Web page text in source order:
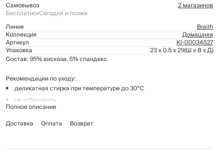
Самовывоз 2 магазинов
Бесплатно•Сегодня и позже
Линия
Braith
Коллекция Домашняя
Артикул Kl-00034527
Упаковка 23 x 0.5 x 29(Ш x В x Д)
Состав: 95% вискоза, 5% спандекс.
Рекомендации по уходу:
деликатная стирка при температуре до 30°C
не отбеливать
гладить при низкой температуре (до 110°C)
химчистка запрещена
Полное описание
Доставка
Оплата Возврат